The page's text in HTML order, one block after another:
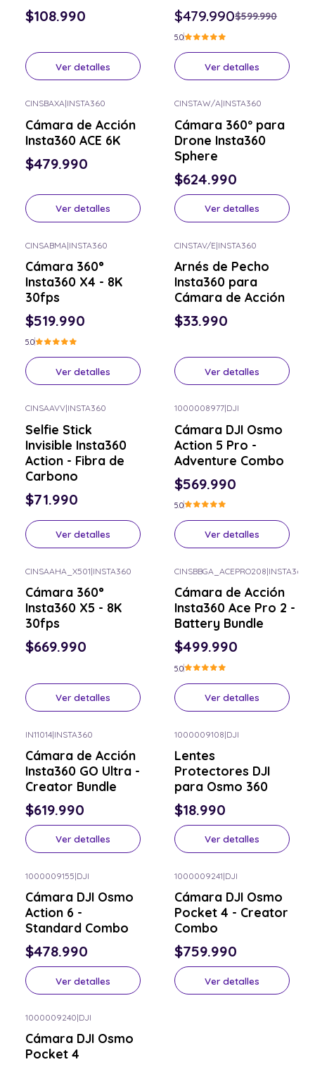
$108.990
Ver detalles
$479.990$599.990
5.0
Ver detalles
CINSBAXA|INSTA360
Cámara de Acción
Insta360 ACE 6K
$479.990
Ver detalles
CINSTAW/A|INSTA360
Cámara 360º para
Drone Insta360
Sphere
$624.990
Ver detalles
CINSABMA|INSTA360
Cámara 360°
Insta360 X4 - 8K
30fps
$519.990
5.0
Ver detalles
CINSTAV/E|INSTA360
Arnés de Pecho
Insta360 para
Cámara de Acción
$33.990
Ver detalles
CINSAAVV|INSTA360
Selfie Stick
Invisible Insta360
Action - Fibra de
Carbono
$71.990
Ver detalles
1000008977|DJI
Cámara DJI Osmo
Action 5 Pro -
Adventure Combo
$569.990
5.0
Ver detalles
CINSAAHA_X501|INSTA360
Cámara 360°
Insta360 X5 - 8K
30fps
$669.990
Ver detalles
CINSBBGA_ACEPRO208|INSTA360
Cámara de Acción
Insta360 Ace Pro 2 -
Battery Bundle
$499.990
5.0
Ver detalles
IN11014|INSTA360
Cámara de Acción
Insta360 GO Ultra -
Creator Bundle
$619.990
Ver detalles
1000009108|DJI
Lentes
Protectores DJI
para Osmo 360
$18.990
Ver detalles
1000009155|DJI
Cámara DJI Osmo
Action 6 -
Standard Combo
$478.990
Ver detalles
1000009241|DJI
Cámara DJI Osmo
Pocket 4 - Creator
Combo
$759.990
Ver detalles
1000009240|DJI
Cámara DJI Osmo
Pocket 4